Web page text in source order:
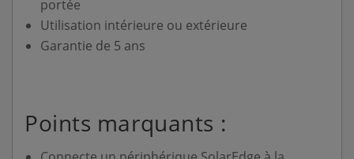
portée
Utilisation intérieure ou extérieure
Garantie de 5 ans
Points marquants :